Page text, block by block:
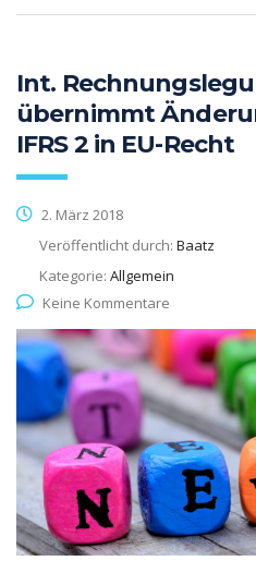
Int.
übernimmt
IFRS 2 in EU-Recht
2. März 2018
Veröffentlicht durch: Baatz
Kategorie: Allgemein
Keine Kommentare